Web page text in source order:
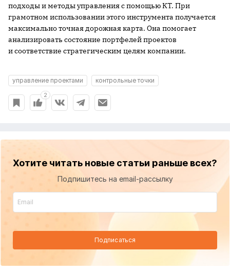
подходы и методы управления с помощью КТ. При
грамотном использовании этого инструмента получается
максимально точная дорожная карта. Она помогает
анализировать состояние портфелей проектов
и соответствие стратегическим целям компании.
управление проектами контрольные точки
2
Хотите читать новые статьи раньше всех?
Подпишитесь на email-рассылку
Подписаться